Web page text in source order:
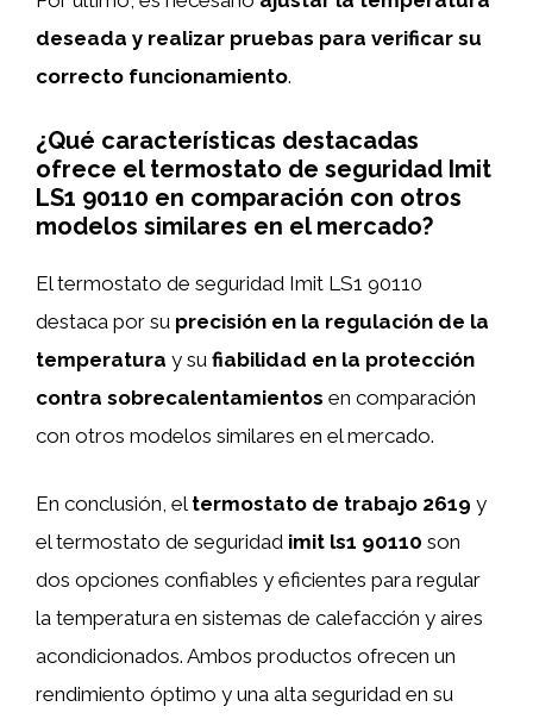
deseada y realizar pruebas para verificar su
correcto funcionamiento.
¿Qué características destacadas
ofrece el termostato de seguridad Imit
LS1 90110 en comparación con otros
modelos similares en el mercado?
El termostato de seguridad Imit LS1 90110
destaca por su precisión en la regulación de la
temperatura y su fiabilidad en la protección
contra sobrecalentamientos en comparación
con otros modelos similares en el mercado.
En conclusión, el termostato de trabajo 2619 y
el termostato de seguridad imit ls1 90110 son
dos opciones confiables y eficientes para regular
la temperatura en sistemas de calefacción y aires
acondicionados. Ambos productos ofrecen un
rendimiento óptimo y una alta seguridad en su